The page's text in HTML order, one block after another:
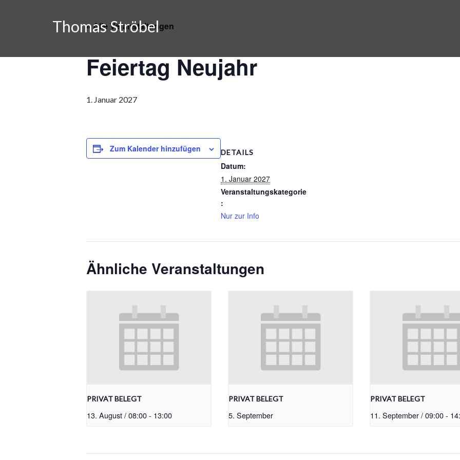
Thomas Ströbel
« Alle Veranstaltungen
Feiertag Neujahr
1. Januar 2027
Zum Kalender hinzufügen DETAILS
Datum:
1. Januar 2027
Veranstaltungskategorie
:
Nur zur Info
Ähnliche Veranstaltungen
PRIVAT BELEGT
13. August / 08:00- 13:00
PRIVAT BELEGT
5. September
PRIVAT BELEGT
11. September / 09:00-